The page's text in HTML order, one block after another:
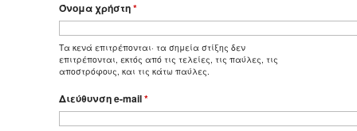
Όνομα χρήστη*
Τα κενά επιτρέπονται· τα σημεία στίξης δεν
επιτρέπονται, εκτός από τις τελείες, τις παύλες, τις
αποστρόφους, και τις κάτω παύλες.
Διεύθυνση e-mail*